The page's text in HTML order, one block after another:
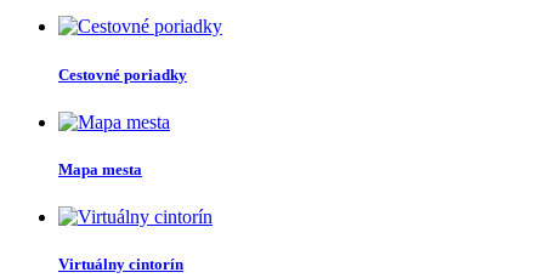
Cestovné poriadky
Mapa mesta
Virtuálny cintorín